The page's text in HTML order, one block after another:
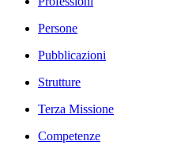
Persone
Pubblicazioni
Strutture
Terza Missione
Competenze